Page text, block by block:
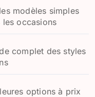
modèles simples
occasions
complet des styles
options à prix